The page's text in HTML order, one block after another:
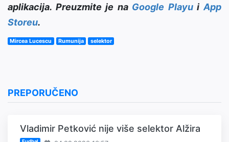
aplikacija. Preuzmite je na Google PlayuiApp
Storeu.
Mircea Lucescu Rumunija selektor
PREPORUČENO
Vladimir Petković nije više selektor Alžira